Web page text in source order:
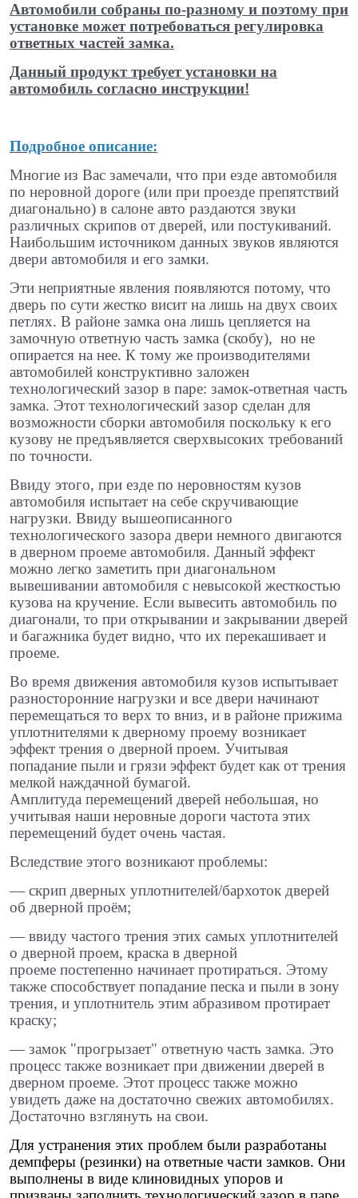
Автомобили собраны по-разному и поэтому при
установке может потребоваться регулировка
ответных частей замка.
Данный продукт требует установки на
автомобиль согласно инструкции!
Подробное описание:
Многие из Вас замечали, что при езде автомобиля
по неровной дороге (или при проезде препятствий
диагонально) в салоне авто раздаются звуки
различных скрипов от дверей, или постукиваний.
Наибольшим источником данных звуков являются
двери автомобиля и его замки.
Эти неприятные явления появляются потому, что
дверь по сути жестко висит на лишь на двух своих
петлях. В районе замка она лишь цепляется на
замочную ответную часть замка (скобу), но не
опирается на нее. К тому же производителями
автомобилей конструктивно заложен
технологический зазор в паре: замок-ответная часть
замка. Этот технологический зазор сделан для
возможности сборки автомобиля поскольку к его
кузову не предъявляется сверхвысоких требований
по точности.
Ввиду этого, при езде по неровностям кузов
автомобиля испытает на себе скручивающие
нагрузки. Ввиду вышеописанного
технологического зазора двери немного двигаются
в дверном проеме автомобиля. Данный эффект
можно легко заметить при диагональном
вывешивании автомобиля с невысокой жесткостью
кузова на кручение. Если вывесить автомобиль по
диагонали, то при открывании и закрывании дверей
и багажника будет видно, что их перекашивает и
проеме.
Во время движения автомобиля кузов испытывает
разносторонние нагрузки и все двери начинают
перемещаться то верх то вниз, и в районе прижима
уплотнителями к дверному проему возникает
эффект трения о дверной проем. Учитывая
попадание пыли и грязи эффект будет как от трения
мелкой наждачной бумагой.
Амплитуда перемещений дверей небольшая, но
учитывая наши неровные дороги частота этих
перемещений будет очень частая.
Вследствие этого возникают проблемы: ​
— скрип дверных уплотнителей/бархоток дверей
об дверной проём; ​
— ввиду частого трения этих самых уплотнителей
о дверной проем, краска в дверной
проеме постепенно начинает протираться. Этому
также способствует попадание песка и пыли в зону
трения, и уплотнитель этим абразивом протирает
краску; ​
— замок "прогрызает" ответную часть замка. Это
процесс также возникает при движении дверей в
дверном проеме. Этот процесс также можно
увидеть даже на достаточно свежих автомобилях.
Достаточно взглянуть на свои.
Для устранения этих проблем были разработаны
демпферы (резинки) на ответные части замков. Они
выполнены в виде клиновидных упоров и